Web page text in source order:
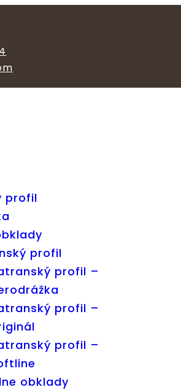
profil
profil
profil –
profil –
profil –
obklady